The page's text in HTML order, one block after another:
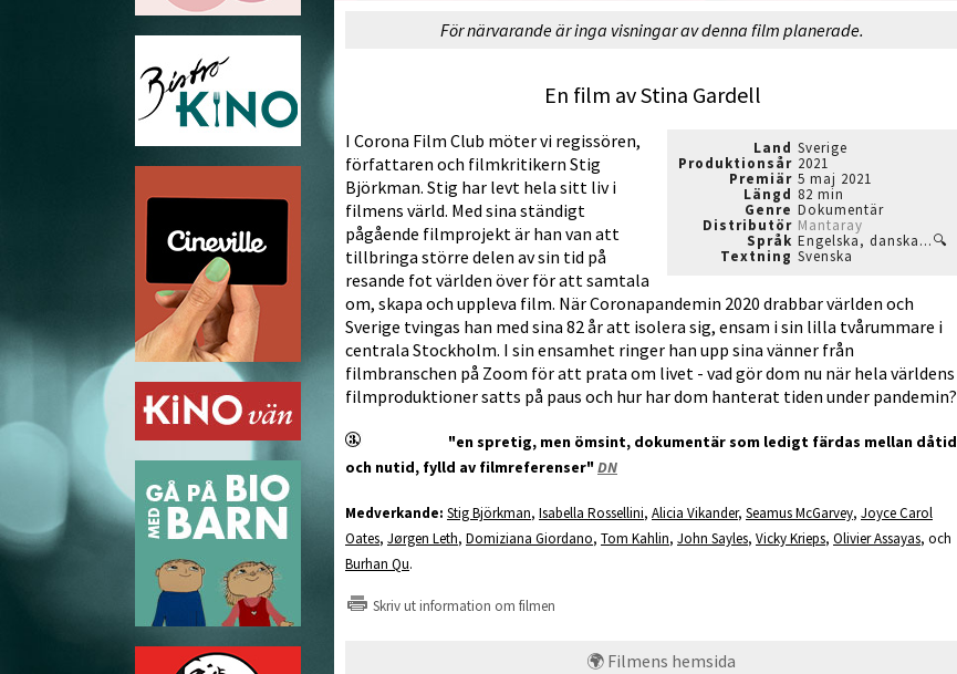
För närvarande är inga visningar av denna film planerade.
En film av Stina Gardell
Land
Produktionsår
Premiär
Längd
Genre
Distributör
Språk
Textning
Sverige
2021
5 maj 2021
82 min
Dokumentär
Mantaray
Engelska, danska...🔍
Svenska
I Corona Film Club möter vi regissören,
författaren och filmkritikern Stig
Björkman. Stig har levt hela sitt liv i
filmens värld. Med sina ständigt
pågående filmprojekt är han van att
tillbringa större delen av sin tid på
resande fot världen över för att samtala
om, skapa och uppleva film. När Coronapandemin 2020 drabbar världen och
Sverige tvingas han med sina 82 år att isolera sig, ensam i sin lilla tvårummare i
centrala Stockholm. I sin ensamhet ringer han upp sina vänner från
filmbranschen på Zoom för att prata om livet - vad gör dom nu när hela världens
filmproduktioner satts på paus och hur har dom hanterat tiden under pandemin?
"en spretig, men ömsint, dokumentär som ledigt färdas mellan dåtid
och nutid, fylld av filmreferenser"DN
Medverkande: Stig Björkman, Isabella Rossellini, Alicia Vikander, Seamus McGarvey, Joyce Carol
Oates, Jørgen Leth, Domiziana Giordano, Tom Kahlin, John Sayles, Vicky Krieps, Olivier Assayas, och
Burhan Qu.
Skriv ut information om filmen
🌍 Filmens hemsida